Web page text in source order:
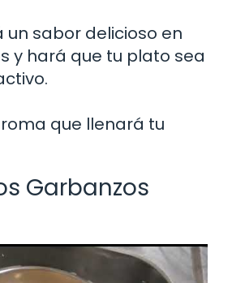
un sabor delicioso en
y hará que tu plato sea
que llenará tu
Garbanzos